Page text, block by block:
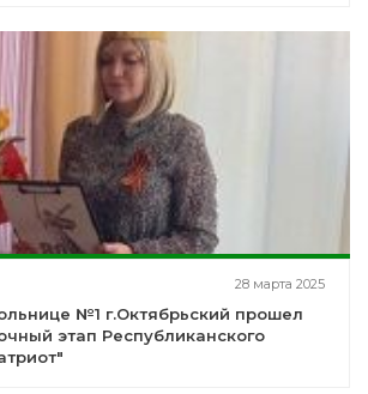
28 марта 2025
№1 г.Октябрьский прошел
этап Республиканского